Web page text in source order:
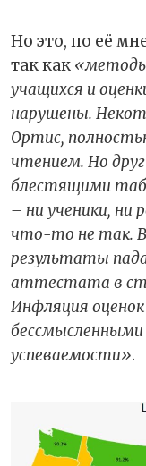
Но это, по её
так как «методы
учащихся и
нарушены.
Ортис,
чтением. Но
блестящими
– ни ученики, ни
что-то не так.
результаты
аттестата в
Инфляция
бессмысленными
успеваемости».